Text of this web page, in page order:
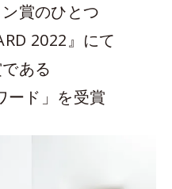
賞のひとつ
2022』にて
ある
ード」を受賞